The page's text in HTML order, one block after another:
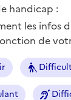
handicap :
les infos
de